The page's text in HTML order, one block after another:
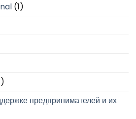
(1)
предпринимателей и их